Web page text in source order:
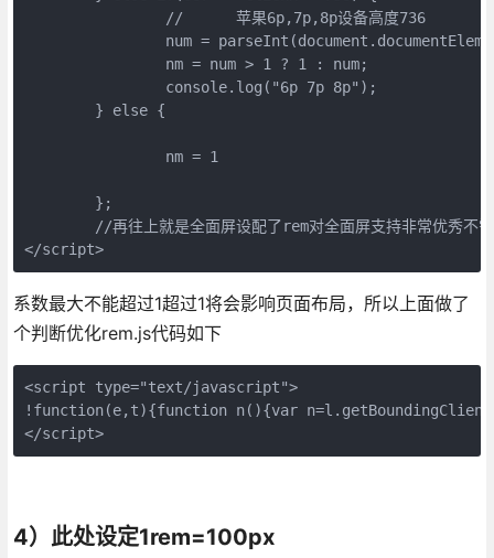
</script>
系数最大不能超过1超过1将会影响页面布局，所以上面做了
个判断优化rem.js代码如下
<script type="text/javascript">
!function(e,t){function n(){var
</script>
4）此处设定1rem=100px